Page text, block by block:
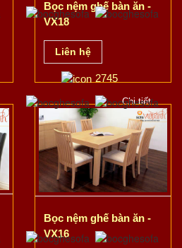
Bọc nệm ghế bàn ăn -
VX18
Liên hệ
2745
Chi tiết
Bọc nệm ghế bàn ăn -
VX16